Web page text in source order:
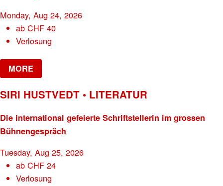
Monday, Aug 24, 2026
abCHF 40
Verlosung
MORE
SIRI HUSTVEDT • LITERATUR
Die international gefeierte Schriftstellerin im grossen
Bühnengespräch
Tuesday, Aug 25, 2026
abCHF 24
Verlosung